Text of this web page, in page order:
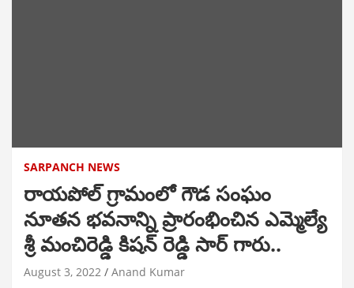
SARPANCH NEWS
రాయపోల్ గ్రామంలో గౌడ సంఘం
నూతన భవనాన్ని ప్రారంభించిన ఎమ్మెల్యే
శ్రీ మంచిరెడ్డి కిషన్ రెడ్డి సార్ గారు..
August 3, 2022 Anand Kumar